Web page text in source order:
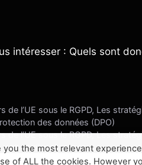
intéresser : Quels sont
l’UE sous le RGPD, Les
des données (DPO)
l’UE sous le RGPD, Les
et d’applications
the most relevant
of ALL the cookies. However